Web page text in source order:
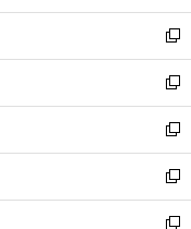
開
く
ウ
で
開
く
ン
ド
ウ
で
開
く
ウ
ィ
ン
ド
ウ
で
開
く
新
し
い
ウ
ィ
ン
ド
ウ
で
新
し
い
ウ
ィ
ン
ド
新
し
い
ウ
新
し